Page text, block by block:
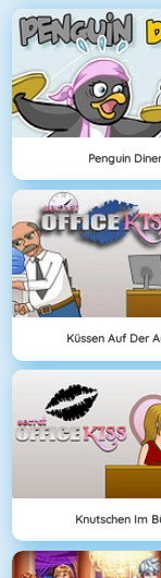
Penguin
Küssen Auf Der
Knutschen Im